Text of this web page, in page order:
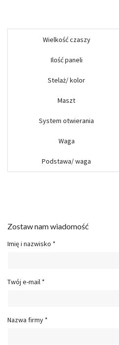
Wielkość czaszy
Ilość paneli
Stelaż/ kolor
Maszt
System otwierania
Waga
Podstawa/ waga
Zostaw nam wiadomość
Imię i nazwisko *
Twój e-mail *
Nazwa firmy *